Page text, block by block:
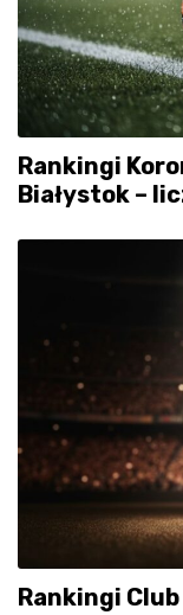
Rankingi
Białystok –
Rankingi